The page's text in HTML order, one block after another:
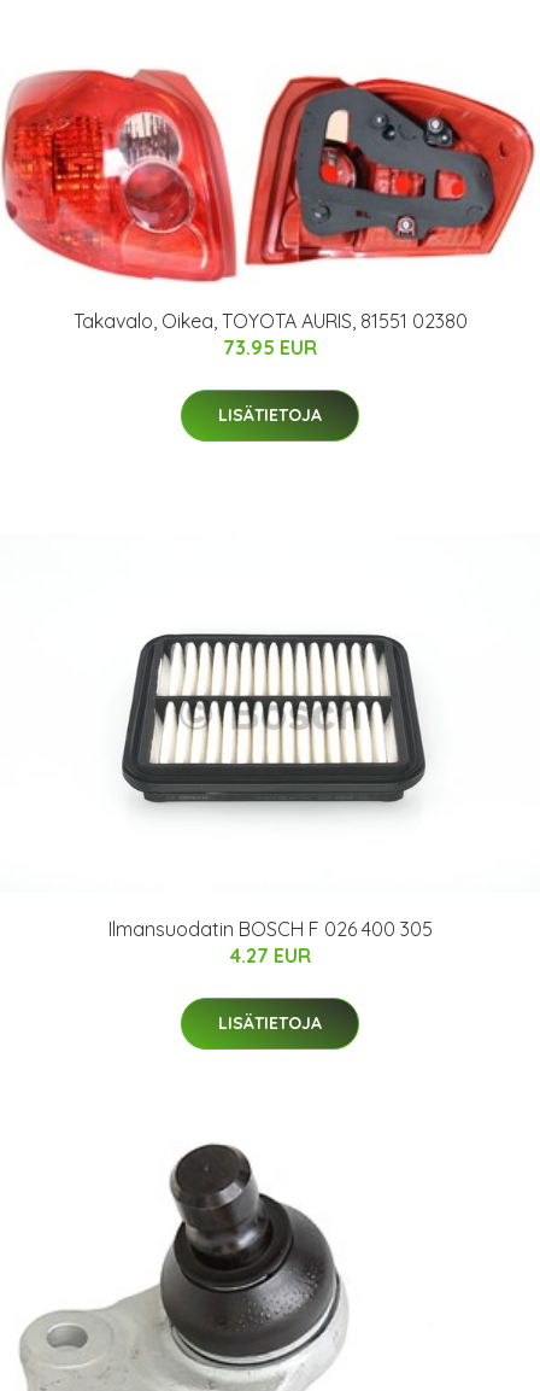
Takavalo, Oikea, TOYOTA AURIS, 81551 02380
73.95 EUR
LISÄTIETOJA
Ilmansuodatin BOSCH F 026 400 305
4.27 EUR
LISÄTIETOJA